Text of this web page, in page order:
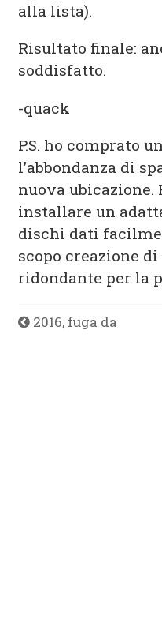
alla lista).
Risultato finale:
soddisfatto.
-quack
P.S. ho comprato
l’abbondanza di
nuova
installare un
dischi dati
scopo creazione
ridondante per la
2016, fuga da